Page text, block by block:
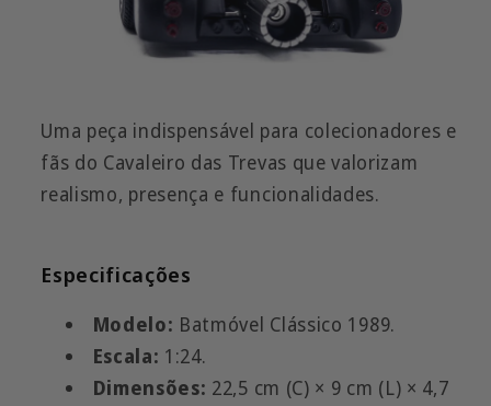
Uma peça indispensável para colecionadores e
fãs do Cavaleiro das Trevas que valorizam
realismo, presença e funcionalidades.
Especificações
Modelo: Batmóvel Clássico 1989.
Escala: 1:24.
Dimensões: 22,5 cm (C) × 9 cm (L) × 4,7